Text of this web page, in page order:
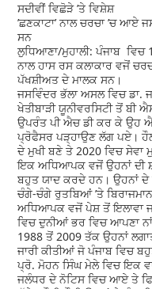
ਸਦੀਵੀਂ ਵਿਛੋੜੇ ’ਤੇ ਵਿਸ਼ੇਸ਼
’ਛਣਕਾਟਾ’ ਨਾਲ ਚਰਚਾ ’ਚ
ਸਨ
ਲੁਧਿਆਣਾ/ਮੁਹਾਲੀ: ਪੰਜਾਬ ਵਿਚ
ਨਾਲ ਹਾਸ ਰਸ ਕਲਾਕਾਰ ਵਜੋਂ
ਪੱਖਸ਼ੀਅਤ ਦੇ ਮਾਲਕ ਸਨ।
ਜਸਵਿੰਦਰ ਭੱਲਾ ਅਸਲ ਵਿਚ ਡਾ.
ਖੇਤੀਬਾੜੀ ਯੂਨੀਵਰਸਿਟੀ ਤੋਂ ਬੀ
ਉਪਰੰਤ ਪੀ ਐਚ ਡੀ ਕਰ ਕੇ ਉਹ
ਪ੍ਰੋਫੈਸਰ ਪੜ੍ਹਾਉਣ ਲੱਗ ਪਏ।
ਦੇ ਮੁਖੀ ਬਣੇ ਤੇ 2020 ਵਿਚ ਸੇਵਾ
ਇਕ ਅਧਿਆਪਕ ਵਜੋਂ ਉਹਨਾਂ ਦੀ
ਬਹੁਤ ਯਾਦ ਕਰਦੇ ਹਨ। ਉਹਨਾਂ
ਚੰਗੇ-ਚੰਗੇ ਰੁਤਬਿਆਂ ’ਤੇ
ਅਧਿਆਪਕ ਵਜੋਂ ਪੇਸ਼ ਤੋਂ ਇਲਾਵਾ
ਵਿਚ ਦੁਨੀਆਂ ਭਰ ਵਿਚ ਆਪਣਾ
1988 ਤੋਂ 2009 ਤੱਕ ਉਹਨਾਂ
ਜਾਰੀ ਕੀਤੀਆਂ ਜੋ ਪੰਜਾਬ ਵਿਚ
ਪ੍ਰੋ. ਮੋਹਨ ਸਿੰਘ ਮੇਲੇ ਵਿਚ ਇਕ
ਜਲੰਧਰ ਦੇ ਨੋਟਿਸ ਵਿਚ ਆਏ ਤੇ